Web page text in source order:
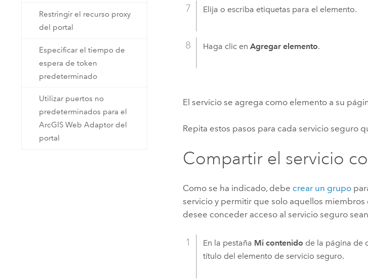
Restringir el recurso proxy
del portal
Especificar el tiempo de
espera de token
predeterminado
Utilizar puertos no
predeterminados para el
ArcGIS Web Adaptor del
portal
Elija o escriba etiquetas para el elemento.
Haga clic enAgregar elemento.
El servicio se agrega como elemento a su
Repita estos pasos para cada servicio seguro
Compartir el servicio
Como se ha indicado, debe crear un grupo
servicio y permitir que solo aquellos
desee conceder acceso al servicio seguro
En la pestaña Mi contenido de la página de
título del elemento de servicio seguro.